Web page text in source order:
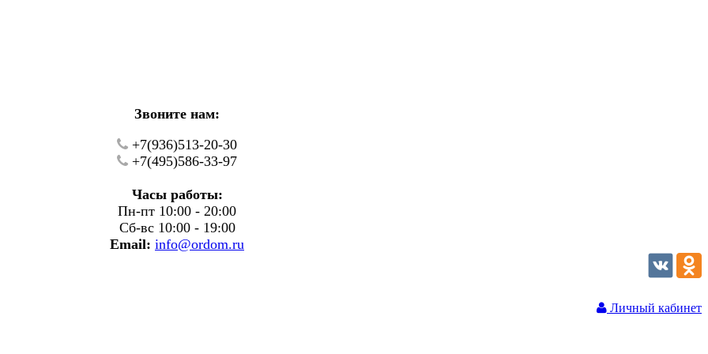
Звоните нам:
+7(936)513-20-30
+7(495)586-33-97
Часы работы:
Пн-пт 10:00 - 20:00
Сб-вс 10:00 - 19:00
Email: info@ordom.ru
Личный кабинет